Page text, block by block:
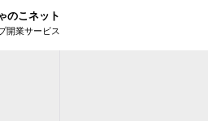
のこネット
開業サービス